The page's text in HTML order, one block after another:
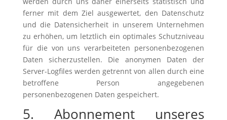
ferner mit dem Ziel ausgewertet, den Datenschutz
und die Datensicherheit in unserem Unternehmen
zu erhöhen, um letztlich ein optimales Schutzniveau
für die von uns verarbeiteten personenbezogenen
Daten sicherzustellen. Die anonymen Daten der
Server-Logfiles werden getrennt von allen durch eine
betroffene Person angegebenen
personenbezogenen Daten gespeichert.
5. Abonnement unseres